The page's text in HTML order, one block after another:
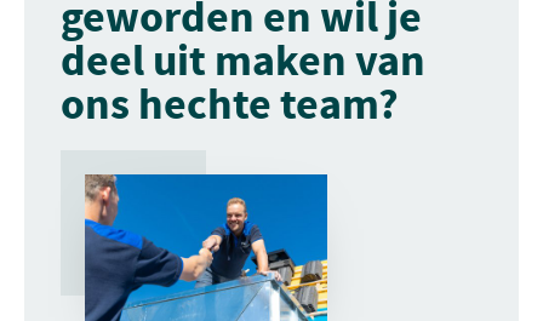
geworden en wil je
deel uit maken van
ons hechte team?